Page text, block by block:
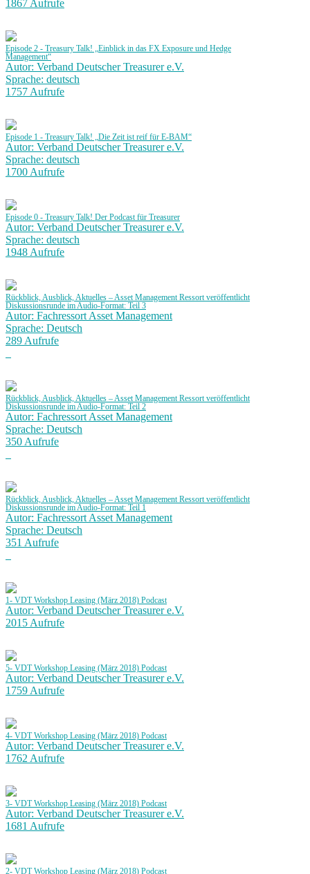
1867 Aufrufe
Episode 2 - Treasury Talk! „Einblick in das FX Exposure und Hedge
Management“
Autor: Verband Deutscher Treasurer e.V.
Sprache: deutsch
1757 Aufrufe
Episode 1 - Treasury Talk! „Die Zeit ist reif für E-BAM“
Autor: Verband Deutscher Treasurer e.V.
Sprache: deutsch
1700 Aufrufe
Episode 0 - Treasury Talk! Der Podcast für Treasurer
Autor: Verband Deutscher Treasurer e.V.
Sprache: deutsch
1948 Aufrufe
Rückblick, Ausblick, Aktuelles – Asset Management Ressort veröffentlicht
Diskussionsrunde im Audio-Format: Teil 3
Autor: Fachressort Asset Management
Sprache: Deutsch
289 Aufrufe
Rückblick, Ausblick, Aktuelles – Asset Management Ressort veröffentlicht
Diskussionsrunde im Audio-Format: Teil 2
Autor: Fachressort Asset Management
Sprache: Deutsch
350 Aufrufe
Rückblick, Ausblick, Aktuelles – Asset Management Ressort veröffentlicht
Diskussionsrunde im Audio-Format: Teil 1
Autor: Fachressort Asset Management
Sprache: Deutsch
351 Aufrufe
1- VDT Workshop Leasing (März 2018) Podcast
Autor: Verband Deutscher Treasurer e.V.
2015 Aufrufe
5- VDT Workshop Leasing (März 2018) Podcast
Autor: Verband Deutscher Treasurer e.V.
1759 Aufrufe
4- VDT Workshop Leasing (März 2018) Podcast
Autor: Verband Deutscher Treasurer e.V.
1762 Aufrufe
3- VDT Workshop Leasing (März 2018) Podcast
Autor: Verband Deutscher Treasurer e.V.
1681 Aufrufe
2- VDT Workshop Leasing (März 2018) Podcast